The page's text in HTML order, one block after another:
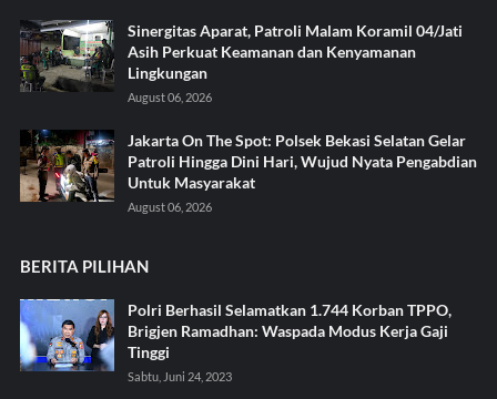
Sinergitas Aparat, Patroli Malam Koramil 04/Jati
Asih Perkuat Keamanan dan Kenyamanan
Lingkungan
August 06, 2026
Jakarta On The Spot: Polsek Bekasi Selatan Gelar
Patroli Hingga Dini Hari, Wujud Nyata Pengabdian
Untuk Masyarakat
August 06, 2026
BERITA PILIHAN
Polri Berhasil Selamatkan 1.744 Korban TPPO,
Brigjen Ramadhan: Waspada Modus Kerja Gaji
Tinggi
Sabtu, Juni 24, 2023